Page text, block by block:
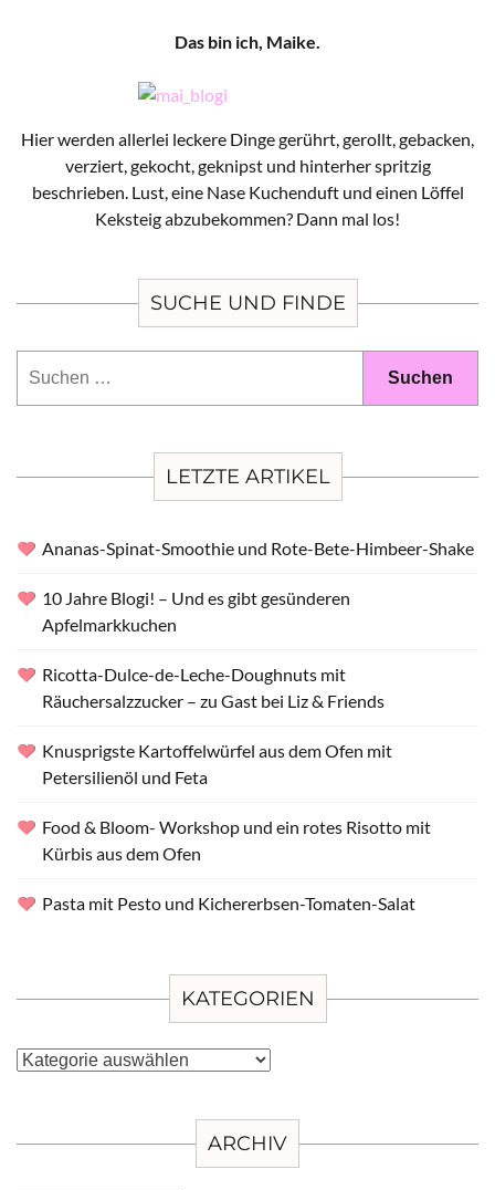
Das bin ich, Maike.
Hier werden allerlei leckere Dinge gerührt, gerollt, gebacken,
verziert, gekocht, geknipst und hinterher spritzig
beschrieben. Lust, eine Nase Kuchenduft und einen Löffel
Keksteig abzubekommen? Dann mal los!
SUCHE UND FINDE
LETZTE ARTIKEL
Ananas-Spinat-Smoothie und Rote-Bete-Himbeer-Shake
10 Jahre Blogi! – Und es gibt gesünderen
Apfelmarkkuchen
Ricotta-Dulce-de-Leche-Doughnuts mit
Räuchersalzzucker – zu Gast bei Liz & Friends
Knusprigste Kartoffelwürfel aus dem Ofen mit
Petersilienöl und Feta
Food & Bloom- Workshop und ein rotes Risotto mit
Kürbis aus dem Ofen
Pasta mit Pesto und Kichererbsen-Tomaten-Salat
KATEGORIEN
Kategorien
ARCHIV